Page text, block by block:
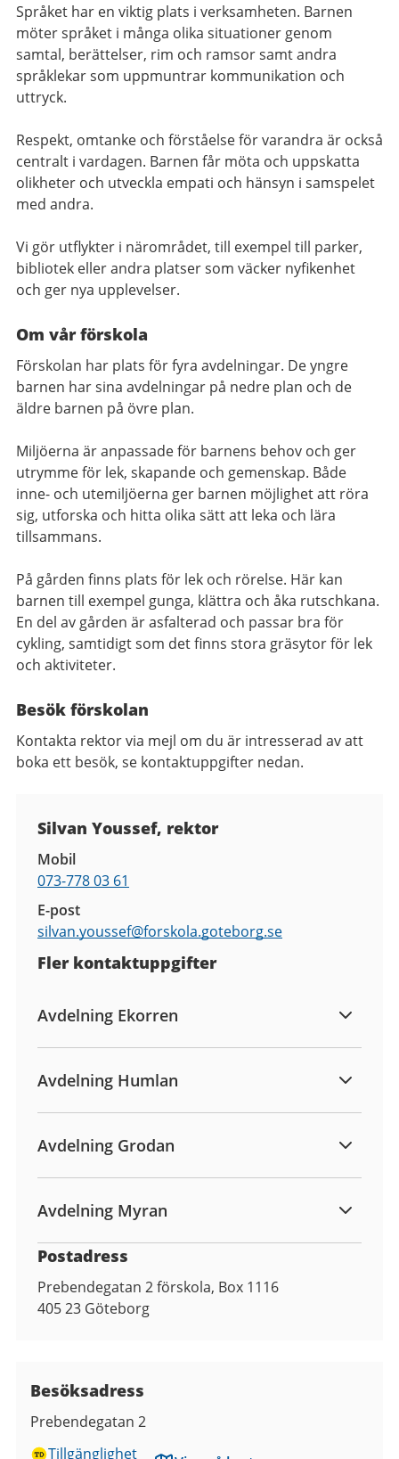
Språket har en viktig plats i verksamheten. Barnen
möter språket i många olika situationer genom
samtal, berättelser, rim och ramsor samt andra
språklekar som uppmuntrar kommunikation och
uttryck.
Respekt, omtanke och förståelse för varandra är också
centralt i vardagen. Barnen får möta och uppskatta
olikheter och utveckla empati och hänsyn i samspelet
med andra.
Vi gör utflykter i närområdet, till exempel till parker,
bibliotek eller andra platser som väcker nyfikenhet
och ger nya upplevelser.
Om vår förskola
Förskolan har plats för fyra avdelningar. De yngre
barnen har sina avdelningar på nedre plan och de
äldre barnen på övre plan.
Miljöerna är anpassade för barnens behov och ger
utrymme för lek, skapande och gemenskap. Både
inne- och utemiljöerna ger barnen möjlighet att röra
sig, utforska och hitta olika sätt att leka och lära
tillsammans.
På gården finns plats för lek och rörelse. Här kan
barnen till exempel gunga, klättra och åka rutschkana.
En del av gården är asfalterad och passar bra för
cykling, samtidigt som det finns stora gräsytor för lek
och aktiviteter.
Besök förskolan
Kontakta rektor via mejl om du är intresserad av att
boka ett besök, se kontaktuppgifter nedan.
Silvan Youssef, rektor
Mobil
073-778 03 61
E-post
silvan.youssef@forskola.goteborg.se
Fler kontaktuppgifter
Avdelning Ekorren
Avdelning Humlan
Avdelning Grodan
Avdelning Myran
Postadress
Prebendegatan 2 förskola, Box 1116
405 23 Göteborg
Besöksadress
Prebendegatan 2
Tillgänglighet